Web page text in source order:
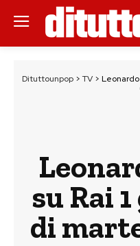
Dituttounpop > TV >
su Rai
di